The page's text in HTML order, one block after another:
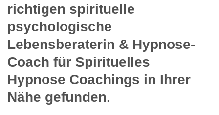
richtigen spirituelle
psychologische
Lebensberaterin & Hypnose-
Coach für Spirituelles
Hypnose Coachings in Ihrer
Nähe gefunden.